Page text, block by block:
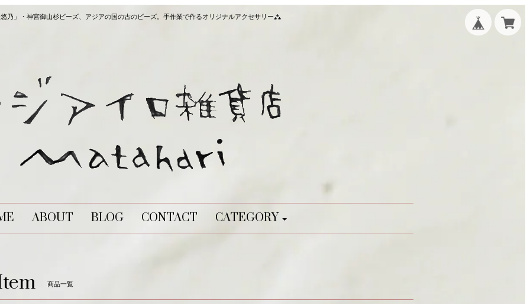
乃」・神宮御山杉ビーズ、アジアの国の古のビーズ。手作業で作るオリジナルアクセサリー⁂
ABOUT BLOG CONTACT CATEGORY
商品一覧